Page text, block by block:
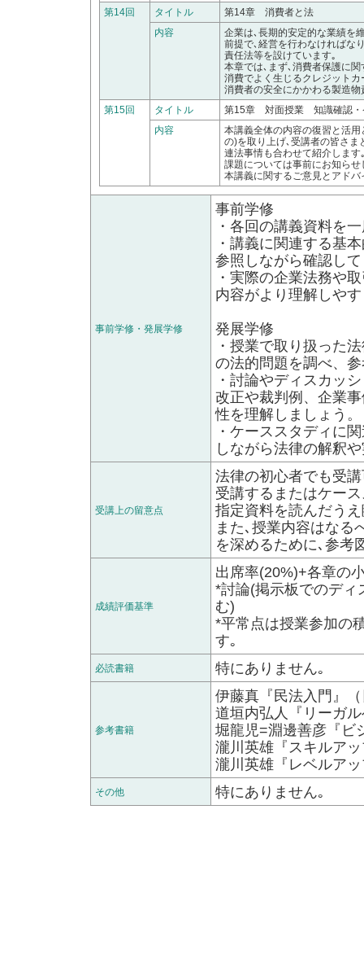
第14回 タイトル
第14章 消費者と法
内容
企業は､長期的安定的な業績を
前提で､経営を行わなければな
責任法等を設けています｡
本章では､まず､消費者保護に
消費でよく生じるクレジット
消費者の安全にかかわる製造
第15回
タイトル
第15章 対面授業 知識確認・
内容
本講義全体の内容の復習と活
の)を取り上げ､受講者の皆さま
連法事情も合わせて紹介します
課題については事前にお知ら
本講義に関するご意見とアド
事前学修・発展学修
事前学修
・各回の講義資料を
・講義に関連する基
参照しながら確認し
・実際の企業法務や
内容がより理解しや
発展学修
・授業で取り扱った
の法的問題を調べ、
・討論やディスカッ
改正や裁判例、企業
性を理解しましょう。
・ケーススタディに
しながら法律の解釈
受講上の留意点
法律の初心者でも受講
受講するまたはケー
指定資料を読んだう
また､授業内容はなる
を深めるために､参考
成績評価基準
出席率(20%)+各章の
*討論(掲示板でのディ
む)
*平常点は授業参加の
す｡
必読書籍 特にありません｡
参考書籍
伊藤真『民法入門』
道垣内弘人『リーガ
堀龍児=淵邊善彦『ビ
瀧川英雄『スキルア
瀧川英雄『レベルア
その他 特にありません｡